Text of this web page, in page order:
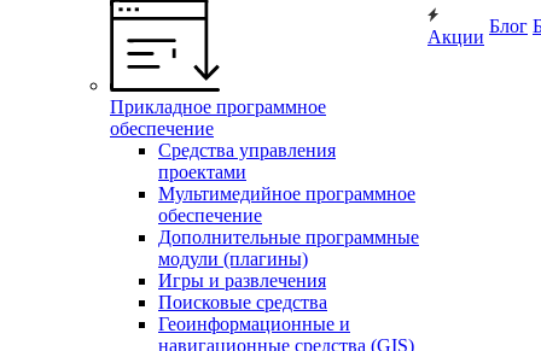
Прикладное программное
обеспечение
Средства управления
проектами
Мультимедийное программное
обеспечение
Дополнительные программные
модули (плагины)
Игры и развлечения
Поисковые средства
Геоинформационные и
навигационные средства (GIS)
Акции
Блог